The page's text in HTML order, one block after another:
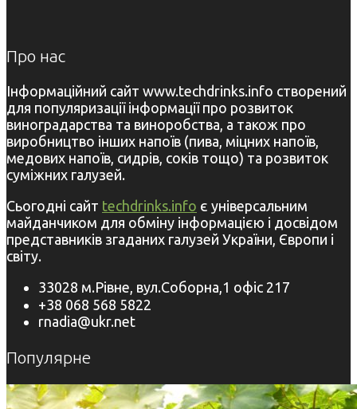
Про нас
Інформаційний сайт www.techdrinks.info створений
для популяризації інформації про розвиток
виноградарства та виноробства, а також про
виробництво інших напоїв (пива, міцних напоїв,
медових напоїв, сидрів, соків тощо) та розвиток
суміжних галузей.
Сьогодні сайт techdrinks.info є універсальним
майданчиком для обміну інформацією і досвідом
представників згаданих галузей України, Європи і
світу.
33028 м.Рівне, вул.Соборна,1 офіс 217
+38 068 568 5822
rnadia@ukr.net
Популярне